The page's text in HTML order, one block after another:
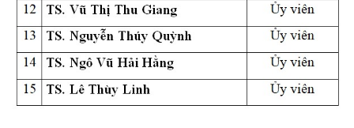
TỌA ĐÀM KHOA HỌC “XÁC ĐỊNH NĂM THÀNH LẬP TRƯỜNG
TRUNG HỌC PHỔ THÔNG HÀN THUYÊN”